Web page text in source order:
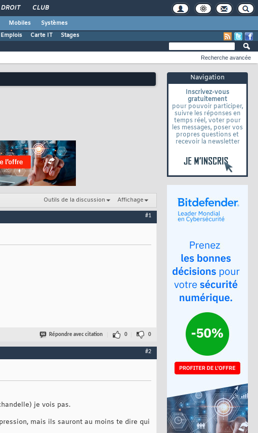
DROIT CLUB
Mobiles
Systèmes
Carte IT Stages
Navigation
Inscrivez-vous
gratuitement
pour pouvoir participer,
suivre les réponses en
temps réel, voter pour
les messages, poser vos
propres questions et
recevoir la newsletter
Recherche avancée
Outils de la discussion Affichage
#1
Répondre avec citation 0 0
#2
je vois pas.
mais ils sauront au moins te dire qui